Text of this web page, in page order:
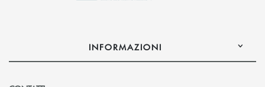
INFORMAZIONI